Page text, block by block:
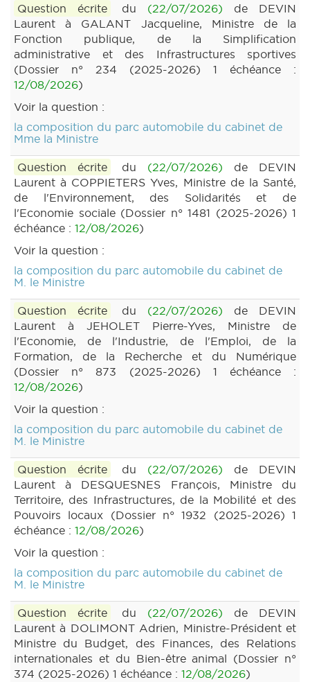
Question écrite du (22/07/2026) de DEVIN
Laurent à GALANT Jacqueline, Ministre de la
Fonction publique, de la Simplification
administrative et des Infrastructures sportives
(Dossier n° 234 (2025-2026) 1 échéance :
12/08/2026)
Voir la question :
la composition du parc automobile du cabinet de
Mme la Ministre
Question écrite du (22/07/2026) de DEVIN
Laurent à COPPIETERS Yves, Ministre de la Santé,
de l'Environnement, des Solidarités et de
l'Economie sociale (Dossier n° 1481 (2025-2026) 1
échéance : 12/08/2026)
Voir la question :
la composition du parc automobile du cabinet de
M. le Ministre
Question écrite du (22/07/2026) de DEVIN
Laurent à JEHOLET Pierre-Yves, Ministre de
l'Economie, de l'Industrie, de l'Emploi, de la
Formation, de la Recherche et du Numérique
(Dossier n° 873 (2025-2026) 1 échéance :
12/08/2026)
Voir la question :
la composition du parc automobile du cabinet de
M. le Ministre
Question écrite du (22/07/2026) de DEVIN
Laurent à DESQUESNES François, Ministre du
Territoire, des Infrastructures, de la Mobilité et des
Pouvoirs locaux (Dossier n° 1932 (2025-2026) 1
échéance : 12/08/2026)
Voir la question :
la composition du parc automobile du cabinet de
M. le Ministre
Question écrite du (22/07/2026) de DEVIN
Laurent à DOLIMONT Adrien, Ministre-Président et
Ministre du Budget, des Finances, des Relations
internationales et du Bien-être animal (Dossier n°
374 (2025-2026) 1 échéance : 12/08/2026)